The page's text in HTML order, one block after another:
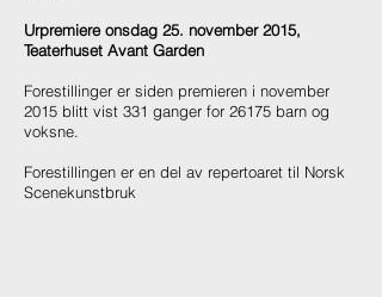
Urpremiere onsdag 25. november 2015,
Teaterhuset Avant Garden
Forestillinger er siden premieren i november
2015 blitt vist 331 ganger for 26175 barn og
voksne.
Forestillingen er en del av repertoaret til Norsk
Scenekunstbruk